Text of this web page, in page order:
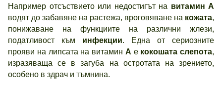
Например отсъствието или недостигът на витамин А
водят до забавяне на растежа, вроговяване на кожата,
понижаване на функциите на различни жлези,
податливост към инфекции. Една от сериозните
прояви на липсата на витамин А е кокошата слепота,
изразяваща се в загуба на остротата на зрението,
особено в здрач и тъмнина.